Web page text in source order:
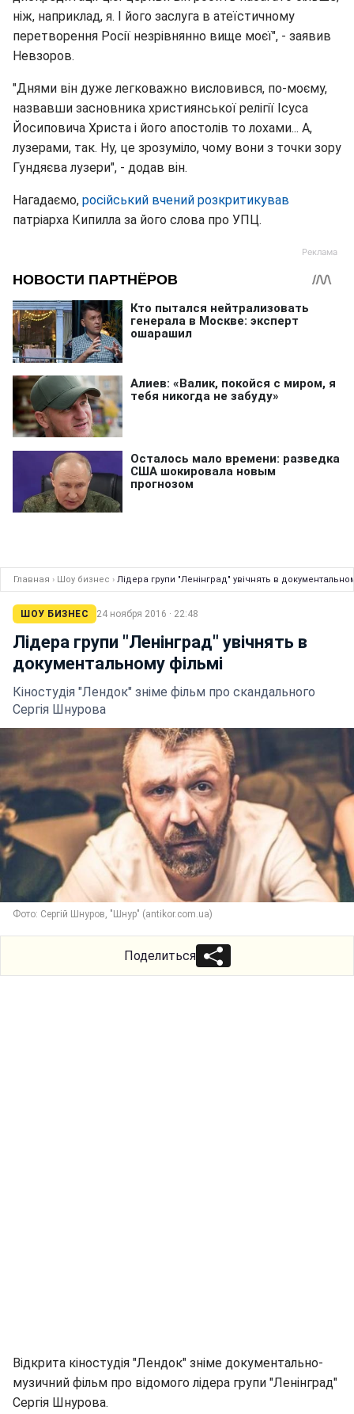
ніж, наприклад, я. І його заслуга в атеїстичному
перетворення Росії незрівнянно вище моєї", - заявив
Невзоров.
"Днями він дуже легковажно висловився, по-моєму,
назвавши засновника християнської релігії Ісуса
Йосиповича Христа і його апостолів то лохами... А,
лузерами, так. Ну, це зрозуміло, чому вони з точки зору
Гундяєва лузери", - додав він.
Нагадаємо, російський вчений розкритикував
патріарха Кипилла за його слова про УПЦ.
Главная › Шоу бизнес › Лідера групи "Ленінград" увічнять в
ШОУ БИЗНЕС 24 ноября 2016 · 22:48
Лідера групи "Ленінград" увічнять в
документальному фільмі
Кіностудія "Лендок" зніме фільм про скандального
Сергія Шнурова
Фото: Сергій Шнуров, "Шнур" (antikor.com.ua)
Поделиться
Відкрита кіностудія "Лендок" зніме документально-
музичний фільм про відомого лідера групи "Ленінград"
Сергія Шнурова.